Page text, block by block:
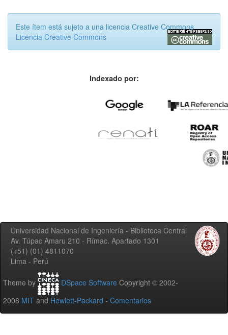
Este ítem está sujeto a una licencia Creative Commons
Licencia Creative Commons
Indexado por:
Universidad Nacional de Ingeniería - Biblioteca Central
Av. Túpac Amaru 210 - Rímac. Apartado 1301
(+51) (01) 4811070
Lima - Perú
Theme by DSpace Software Copyright © 2002-
2008 MIT and Hewlett-Packard - Comentarios